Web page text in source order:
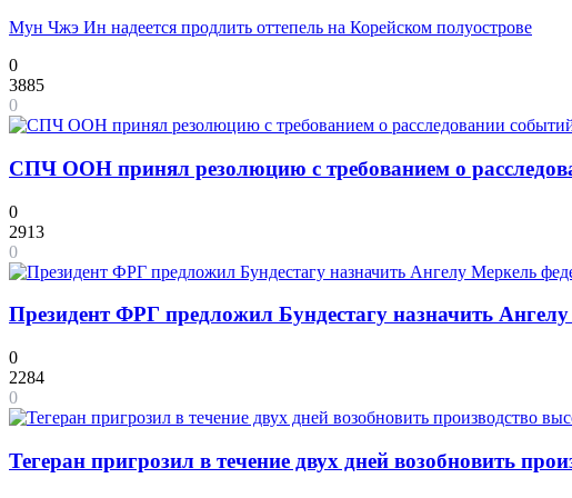
Мун Чжэ Ин надеется продлить оттепель на Корейском полуострове
0
3885
0
СПЧ ООН принял резолюцию с требованием о
0
2913
0
Президент ФРГ предложил Бундестагу назначить
0
2284
0
Тегеран пригрозил в течение двух дней возобновить